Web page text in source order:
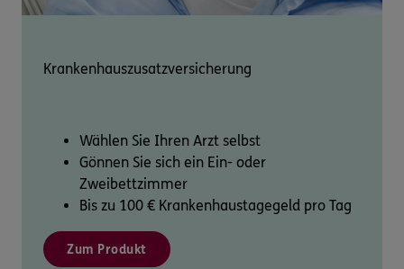
Krankenhauszusatz­versicherung
Wählen Sie Ihren Arzt selbst
Gönnen Sie sich ein Ein- oder
Zweibettzimmer
Bis zu 100 € Krankenhaustagegeld pro Tag
Zum Produkt